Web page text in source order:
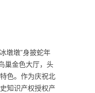
墩墩”身披蛇年
巢金色大厅，头
色。作为庆祝北
知识产权授权产